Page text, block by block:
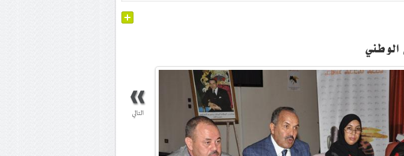
الوطني